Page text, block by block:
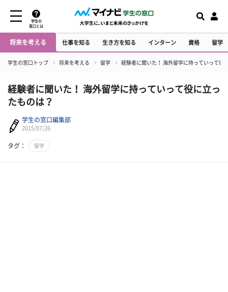
学生の
窓口とは
将来を考える 仕事を知る 生き方を知る インターン 資格 留学
学生の窓口トップ 将来を考える 留学 経験者に聞いた！ 海外留学に持っていって役
経験者に聞いた！ 海外留学に持っていって役に立っ
たものは？
学生の窓口編集部
2015/07/26
タグ： 留学